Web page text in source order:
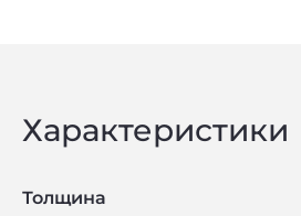
Характеристики
Толщина